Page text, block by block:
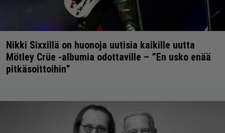
Nikki Sixxillä on huonoja uutisia kaikille uutta
Mötley Crüe -albumia odottaville – ”En usko enää
pitkäsoittoihin”